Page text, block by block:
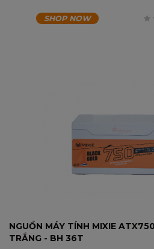
SHOP NOW
NGUỒN MÁY TÍNH MIXIE
TRẮNG - BH 36T